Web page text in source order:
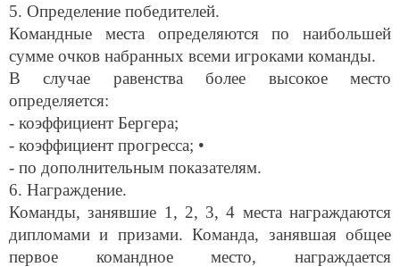
5. Определение победителей.
Командные места определяются по наибольшей
сумме очков набранных всеми игроками команды.
В случае равенства более высокое место
определяется:
- коэффициент Бергера;
- коэффициент прогресса; •
- по дополнительным показателям.
6. Награждение.
Команды, занявшие 1, 2, 3, 4 места награждаются
дипломами и призами. Команда, занявшая общее
первое командное место, награждается